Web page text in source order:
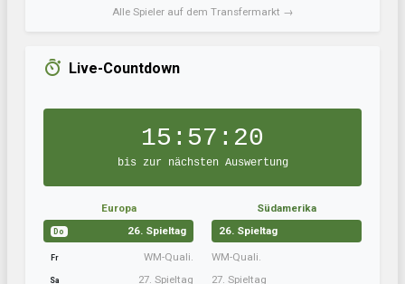
Alle Spieler auf dem Transfermarkt →
Live-Countdown
15:57:19
bis zur nächsten Auswertung
Europa
Do 26. Spieltag
Fr WM-Quali.
Sa 27. Spieltag
Südamerika
26. Spieltag
WM-Quali.
27. Spieltag